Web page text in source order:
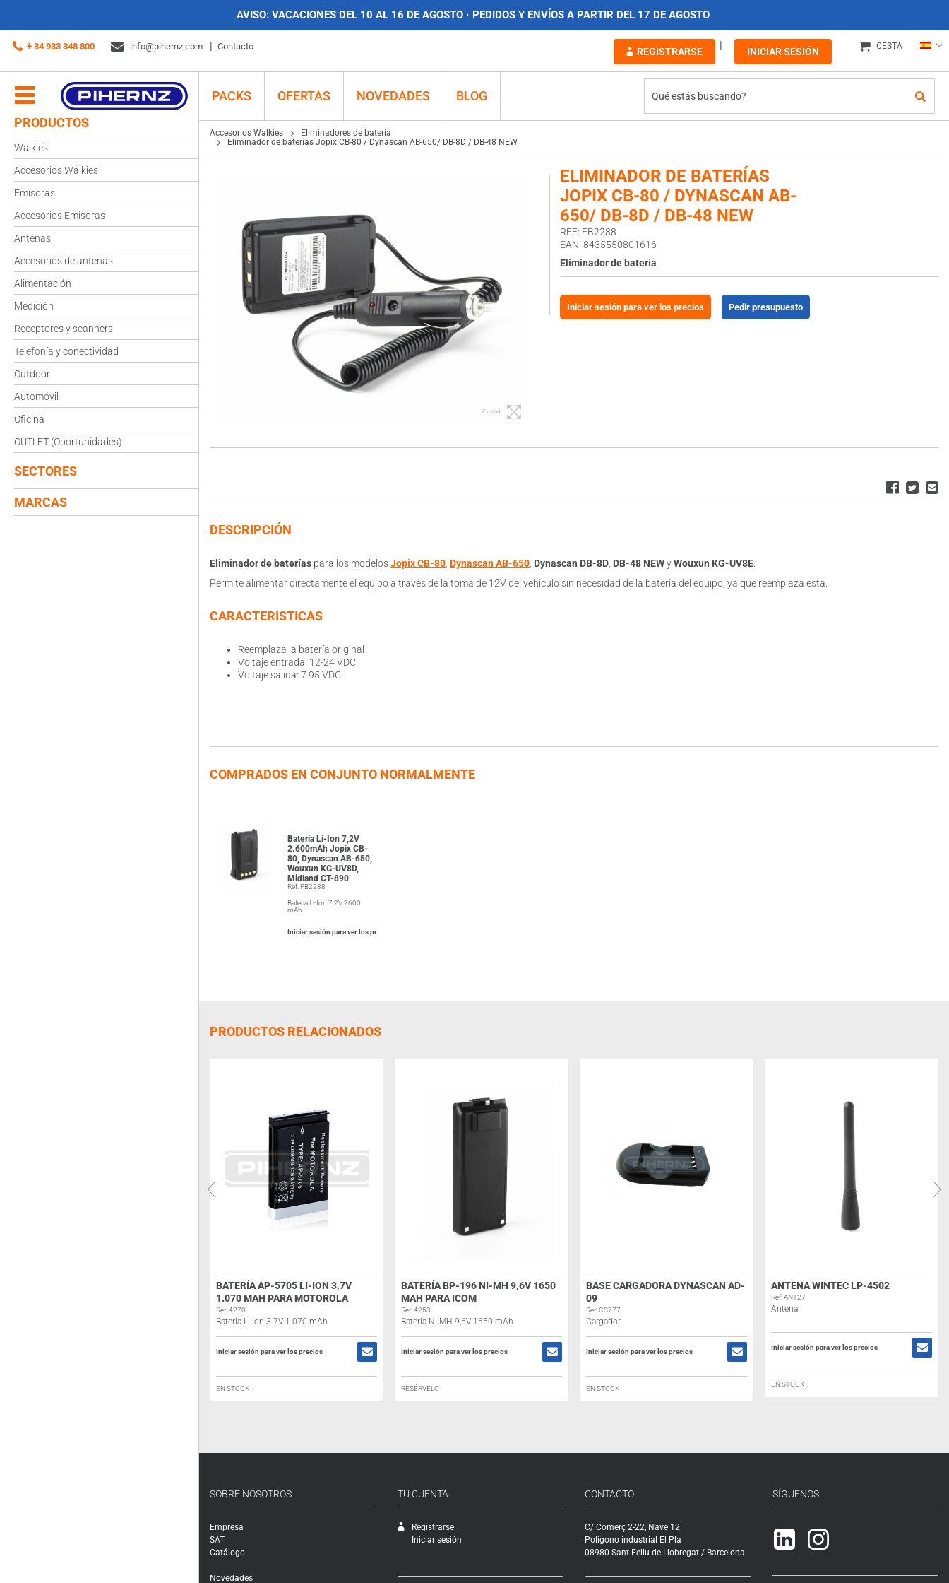
AVISO: VACACIONES DEL 10 AL 16 DE AGOSTO · PEDIDOS Y ENVÍOS A PARTIR DEL 17 DE AGOSTO
+ 34 933 348 800 info@pihernz.com Contacto REGISTRARSE INICIAR SESIÓN CESTA
PACKS OFERTAS NOVEDADES
BLOG
PRODUCTOS
Walkies
Accesorios Walkies
Emisoras
Accesorios Emisoras
Antenas
Accesorios de antenas
Alimentación
Medición
Receptores y scanners
Telefonía y conectividad
Outdoor
Automóvil
Oficina
OUTLET (Oportunidades)
SECTORES
MARCAS
Accesorios Walkies
Eliminadores de batería
Eliminador de baterías Jopix CB-80 / Dynascan AB-650/ DB-8D / DB-48 NEW
Expand
ELIMINADOR DE BATERÍAS
JOPIX CB-80 / DYNASCAN AB-
650/ DB-8D / DB-48 NEW
REF: EB2288
EAN: 8435550801616
Eliminador de batería
Iniciar sesión para ver los precios Pedir presupuesto
DESCRIPCIÓN
Eliminador de baterías para los modelosJopix CB-80 Dynascan AB-650 Dynascan DB-8D DB-48 NEWyWouxun KG-UV8E
Permite alimentar directamente el equipo a través de la toma de 12V del vehículo sin necesidad de la batería del equipo, ya que reemplaza esta.
CARACTERISTICAS
Reemplaza la batería original
Voltaje entrada: 12-24 VDC
Voltaje salida: 7.95 VDC
COMPRADOS EN CONJUNTO NORMALMENTE
Batería Li-Ion 7,2V
2.600mAh Jopix CB-
80, Dynascan AB-650,
Wouxun KG-UV8D,
Midland CT-890
Ref: PB2288
Batería Li-Ion 7,2V 2600
mAh
Iniciar sesión para ver los precios
PRODUCTOS RELACIONADOS
BATERÍA AP-5705 LI-ION 3,7V
1.070 MAH PARA MOTOROLA
Ref: 4270
Batería Li-Ion 3.7V 1.070 mAh
Iniciar sesión para ver los precios
EN STOCK
BATERÍA BP-196 NI-MH 9,6V 1650
MAH PARA ICOM
Ref: 4253
Batería NI-MH 9,6V 1650 mAh
Iniciar sesión para ver los precios
RESÉRVELO
BASE CARGADORA DYNASCAN AD-
09
Ref: CS777
Cargador
Iniciar sesión para ver los precios
EN STOCK
ANTENA WINTEC LP-4502
Ref: ANT27
Antena
Iniciar sesión para ver los precios
EN STOCK
SOBRE NOSOTROS
Empresa
SAT
Catálogo
Novedades
TU CUENTA
Registrarse
Iniciar sesión
CONTACTO
C/ Comerç 2-22, Nave 12
Polígono industrial El Pla
08980 Sant Feliu de Llobregat / Barcelona
SÍGUENOS
Linkedin
Instagram